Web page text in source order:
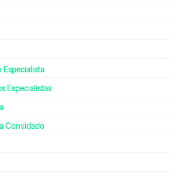
Especialista
Especialistas
Convidado